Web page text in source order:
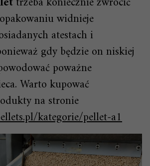
widnieje
atestach i
gdy będzie on niskiej
poważne
Warto kupować
na stronie
kategorie/pellet-a1